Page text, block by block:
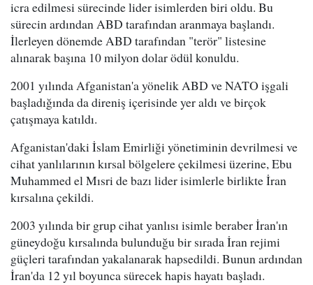
icra edilmesi sürecinde lider isimlerden biri oldu. Bu
sürecin ardından ABD tarafından aranmaya başlandı.
İlerleyen dönemde ABD tarafından "terör" listesine
alınarak başına 10 milyon dolar ödül konuldu.
2001 yılında Afganistan'a yönelik ABD ve NATO işgali
başladığında da direniş içerisinde yer aldı ve birçok
çatışmaya katıldı.
Afganistan'daki İslam Emirliği yönetiminin devrilmesi ve
cihat yanlılarının kırsal bölgelere çekilmesi üzerine, Ebu
Muhammed el Mısri de bazı lider isimlerle birlikte İran
kırsalına çekildi.
2003 yılında bir grup cihat yanlısı isimle beraber İran'ın
güneydoğu kırsalında bulunduğu bir sırada İran rejimi
güçleri tarafından yakalanarak hapsedildi. Bunun ardından
İran'da 12 yıl boyunca sürecek hapis hayatı başladı.